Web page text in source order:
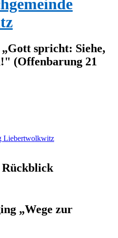
spricht: Siehe,
(Offenbarung 21
Liebertwolkwitz
„Wege zur